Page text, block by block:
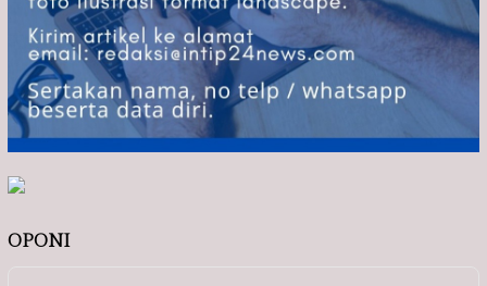
OPONI